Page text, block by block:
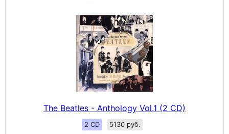
The Beatles - Anthology Vol.1 (2 CD)
2 CD 5130 руб.